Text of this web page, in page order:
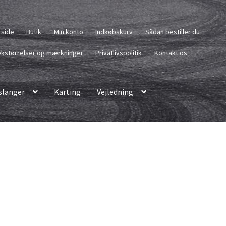
Butik Min konto Indkøbskurv Sådan bestiller du
og mærkninger Privatlivspolitik Kontakt os
Karting
Vejledning